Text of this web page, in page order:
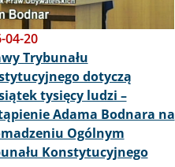
04-20
Trybunału
dotyczą
tysięcy ludzi –
Adama Bodnara na
Ogólnym
Konstytucyjnego